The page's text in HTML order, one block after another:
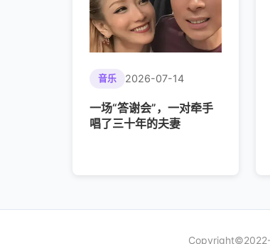
音乐 2026-07-14
一场“答谢会”，一对牵手
唱了三十年的夫妻